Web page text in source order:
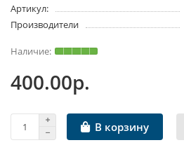
Артикул:
Производители
400.00р.
В корзину